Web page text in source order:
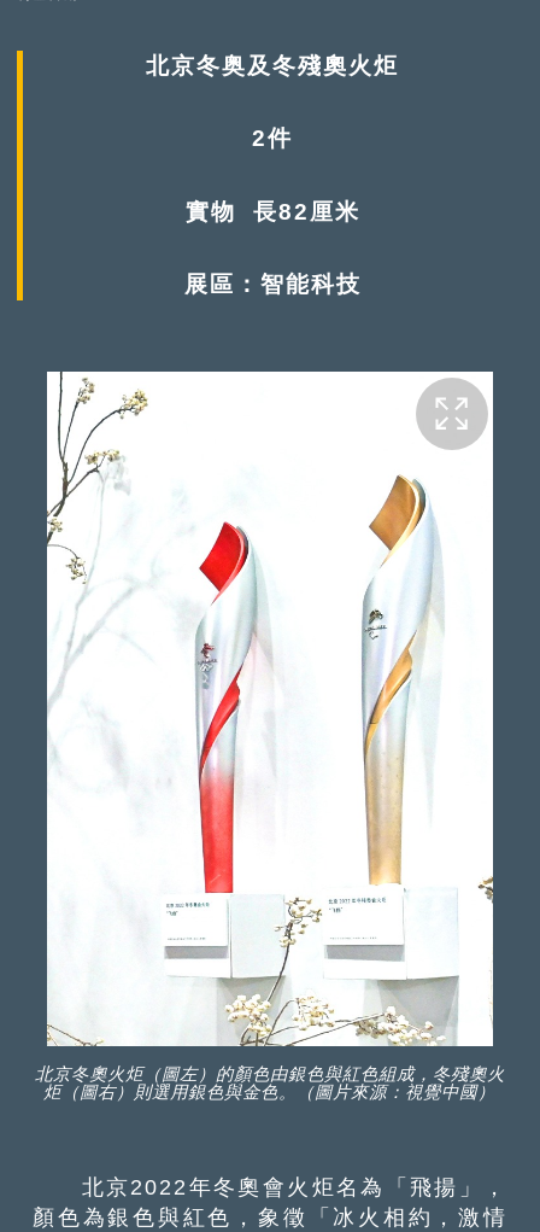
北京冬奥及冬殘奧火炬
2件
實物 長82厘米
展區：智能科技
北京冬奧火炬（圖左）的顏色由銀色與紅色組成，冬殘奧火
炬（圖右）則選用銀色與金色。（圖片來源：視覺中國）
北京2022年冬奧會火炬名為「飛揚」，
顏色為銀色與紅色，象徵「冰火相約，激情